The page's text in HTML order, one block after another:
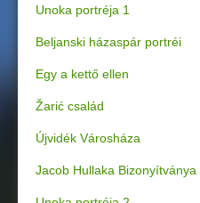
y
Unoka portréja 1
Beljanski házaspár portréi
Egy a kettő ellen
Žarić család
Újvidék Városháza
Jacob Hullaka Bizonyítványa